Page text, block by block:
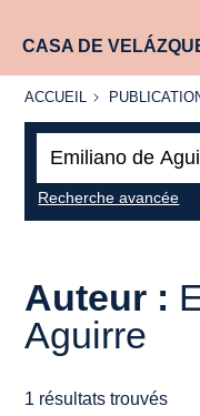
CASA DE
ACCUEIL
ACCUEIL
Recherche avancée
Auteur :
Aguirre
1 résultats trouvés